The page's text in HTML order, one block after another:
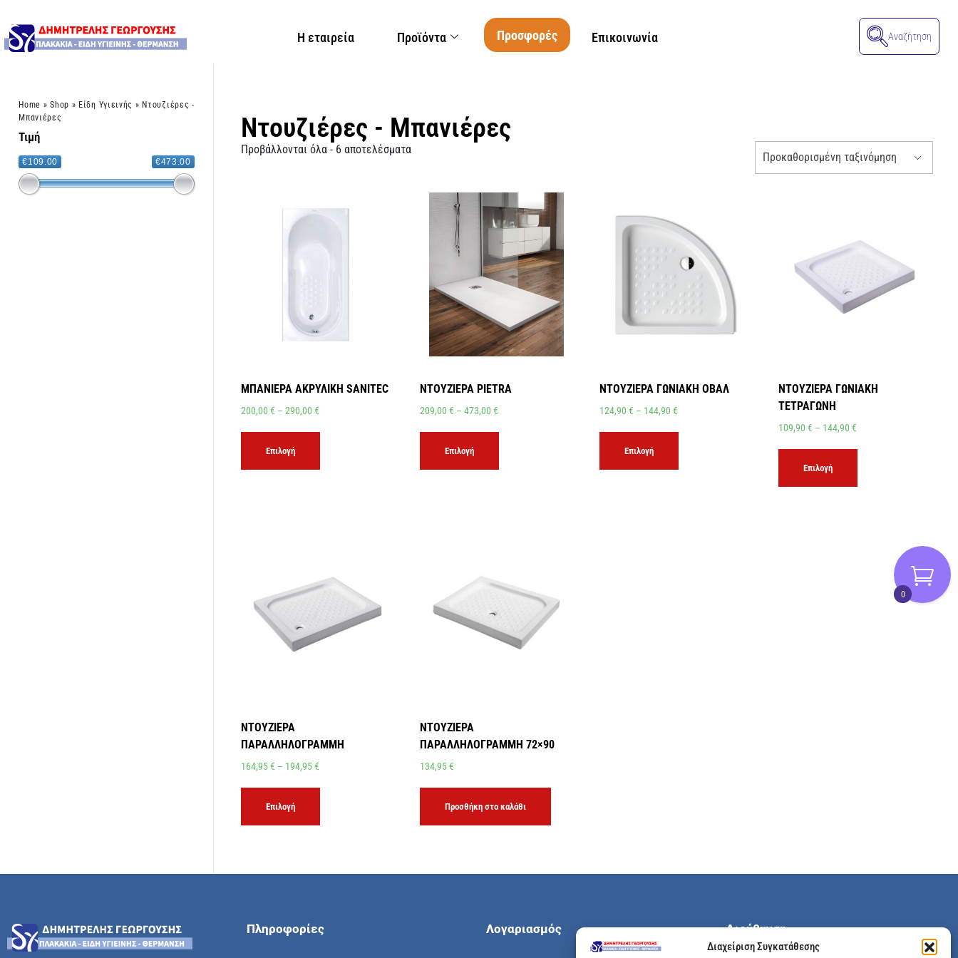
Διαχείριση Συγκατάθεσης
Η εταιρεία Προϊόντα Προσφορές Επικοινωνία Αναζήτηση
Ντουζιέρες - Μπανιέρες
Προβάλλονται όλα - 6 αποτελέσματα
ΜΠΑΝΙΕΡΑ ΑΚΡΥΛΙΚΗ SANITEC
200,00 € – 290,00 €
Επιλογή
ΝΤΟΥΖΙΕΡΑ PIETRA
209,00€ – 473,00€
Επιλογή
ΝΤΟΥΖΙΕΡΑ ΓΩΝΙΑΚΗ ΟΒΑΛ
124,90 € – 144,90 €
Επιλογή
ΝΤΟΥΖΙΕΡΑ ΓΩΝΙΑΚΗ
ΤΕΤΡΑΓΩΝΗ
109,90€ – 144,90€
Επιλογή
ΝΤΟΥΖΙΕΡΑ
ΠΑΡΑΛΛΗΛΟΓΡΑΜΜΗ
164,95€ – 194,95€
Επιλογή
ΝΤΟΥΖΙΕΡΑ
ΠΑΡΑΛΛΗΛΟΓΡΑΜΜΗ 72×90
134,95€
Προσθήκη στο καλάθι
Home » Shop » Είδη Υγιεινής » Ντουζιέρες -
Μπανιέρες
Τιμή
€109.00 €473.00
Πληροφορίες Λογαριασμός Διεύθυνση
0